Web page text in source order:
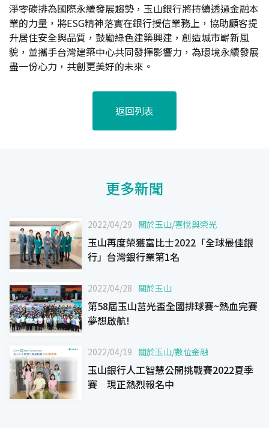
淨零碳排為國際永續發展趨勢，玉山銀行將持續透過金融本
業的力量，將ESG精神落實在銀行授信業務上，協助顧客提
升居住安全與品質，鼓勵綠色建築興建，創造城市嶄新風
貌，並攜手台灣建築中心共同發揮影響力，為環境永續發展
盡一份心力，共創更美好的未來。
返回列表
更多新聞
2022/04/29 關於玉山/喜悅與榮光
玉山再度榮獲富比士2022「全球最佳銀
行」台灣銀行業第1名
2022/04/28 關於玉山
第58屆玉山莒光盃全國排球賽~熱血完賽
夢想啟航!
2022/04/19 關於玉山/數位金融
玉山銀行人工智慧公開挑戰賽2022夏季
賽 現正熱烈報名中